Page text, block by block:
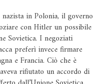
nazista in Polonia, il governo
con Hitler un possibile
Sovietica. I negoziati
preferì invece firmare
e Francia. Ciò che è
rifiutato un accordo di